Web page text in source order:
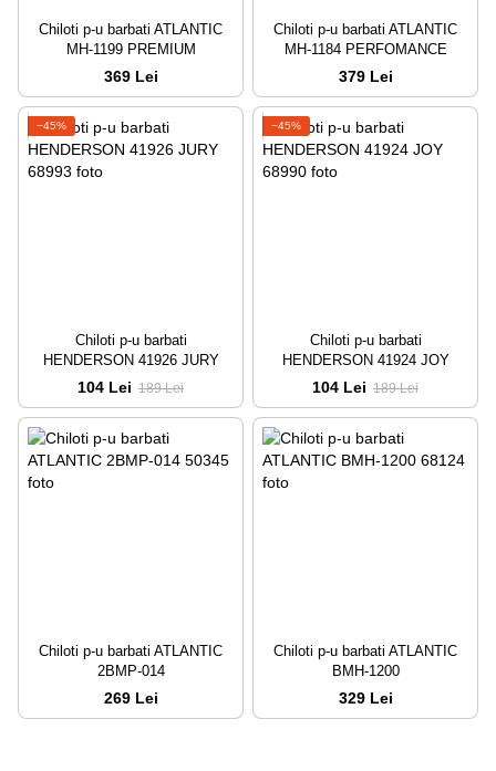
Chiloti p-u barbati ATLANTIC
MH-1199 PREMIUM
369 Lei
Chiloti p-u barbati ATLANTIC
MH-1184 PERFOMANCE
379 Lei
−45%
Chiloti p-u barbati
HENDERSON 41926 JURY
104 Lei 189 Lei
−45%
Chiloti p-u barbati
HENDERSON 41924 JOY
104 Lei 189 Lei
Chiloti p-u barbati ATLANTIC
2BMP-014
269 Lei
Chiloti p-u barbati ATLANTIC
BMH-1200
329 Lei